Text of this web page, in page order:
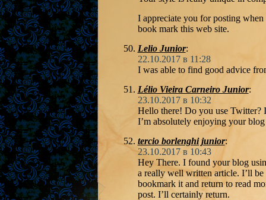
I appreciate you for posting
book mark this web site.
Lelio Junior:
22.10.2017 в 11:28
I was able to find good advice
Lélio Vieira Carneiro Junior:
23.10.2017 в 10:32
Hello there! Do you use
I’m absolutely enjoying your
tercio borlenghi junior:
23.10.2017 в 10:43
Hey There. I found your blog
a really well written article. I’ll be
bookmark it and return to read
post. I’ll certainly return.